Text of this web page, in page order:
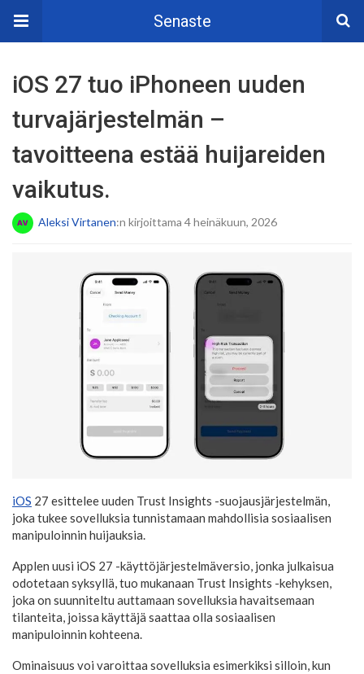
Senaste
iOS 27 tuo iPhoneen uuden
turvajärjestelmän –
tavoitteena estää huijareiden
vaikutus.
Aleksi Virtanen:n kirjoittama 4 heinäkuun, 2026
iOS 27 esittelee uuden Trust Insights -suojausjärjestelmän,
joka tukee sovelluksia tunnistamaan mahdollisia sosiaalisen
manipuloinnin huijauksia.
Applen uusi iOS 27 -käyttöjärjestelmäversio, jonka julkaisua
odotetaan syksyllä, tuo mukanaan Trust Insights -kehyksen,
joka on suunniteltu auttamaan sovelluksia havaitsemaan
tilanteita, joissa käyttäjä saattaa olla sosiaalisen
manipuloinnin kohteena.
Ominaisuus voi varoittaa sovelluksia esimerkiksi silloin, kun